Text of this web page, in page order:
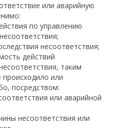
или аварийную
по управлению
несоответствия;
действий
таким
или
посредством:
или аварийной
несоответствия или